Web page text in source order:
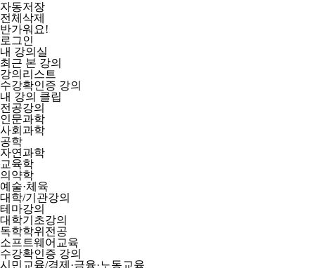
자동저장
전체삭제
반가워요!
로그인
내 강의실
최근 본 강의
강의리스트
수강확인증 강의
내 강의 클립
전공강의
인문과학
사회과학
공학
자연과학
교육학
의약학
예술·체육
대학/기관강의
테마강의
대학기초강의
독학학위전공
소프트웨어교육
수강확인증 강의
시민교육/경제·금융·노동교육